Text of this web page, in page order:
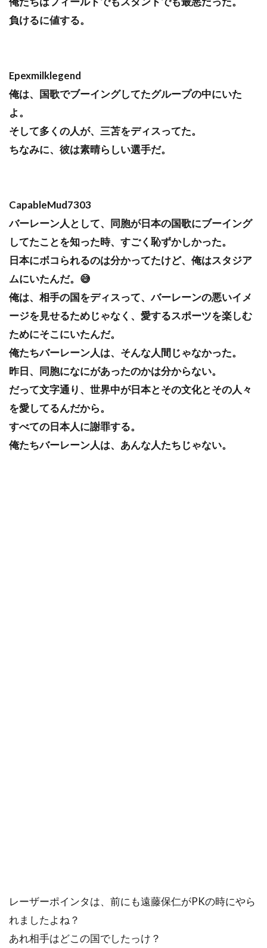
負けるに値する。
Epexmilklegend
俺は、国歌でブーイングしてたグループの中にいた
よ。
そして多くの人が、三苫をディスってた。
ちなみに、彼は素晴らしい選手だ。
CapableMud7303
バーレーン人として、同胞が日本の国歌にブーイング
してたことを知った時、すごく恥ずかしかった。
日本にボコられるのは分かってたけど、俺はスタジア
ムにいたんだ。😅
俺は、相手の国をディスって、バーレーンの悪いイメ
ージを見せるためじゃなく、愛するスポーツを楽しむ
ためにそこにいたんだ。
俺たちバーレーン人は、そんな人間じゃなかった。
昨日、同胞になにがあったのかは分からない。
だって文字通り、世界中が日本とその文化とその人々
を愛してるんだから。
すべての日本人に謝罪する。
俺たちバーレーン人は、あんな人たちじゃない。
レーザーポインタは、前にも遠藤保仁がPKの時にやら
れましたよね？
あれ相手はどこの国でしたっけ？